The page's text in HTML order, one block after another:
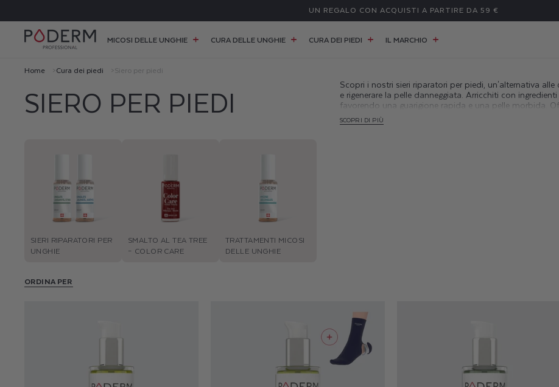
UN REGALO CON ACQUISTI A PARTIRE DA 59 €
MICOSI DELLE UNGHIE CURA DELLE UNGHIE CURA DEI PIEDI IL MARCHIO
Home Cura dei piedi Siero per piedi
SIERO PER PIEDI Scopri i nostri sieri riparatori per piedi, un'alternativa
e rigenerare la pelle danneggiata. Arricchiti con
favorendo una guarigione rapida e una pelle morbida.
SCOPRI DI PIÙ
SIERI RIPARATORI PER
UNGHIE
SMALTO AL TEA TREE
– COLOR CARE
TRATTAMENTI MICOSI
DELLE UNGHIE
ORDINA PER